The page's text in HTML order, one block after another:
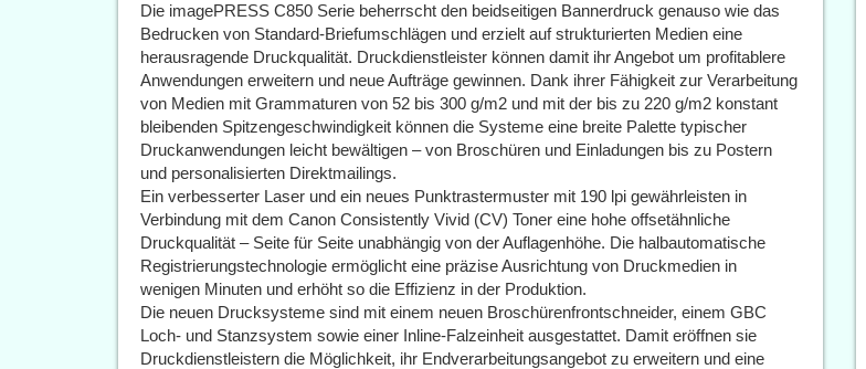
Die imagePRESS C850 Serie beherrscht den beidseitigen Bannerdruck genauso wie das
Bedrucken von Standard-Briefumschlägen und erzielt auf strukturierten Medien eine
herausragende Druckqualität. Druckdienstleister können damit ihr Angebot um profitablere
Anwendungen erweitern und neue Aufträge gewinnen. Dank ihrer Fähigkeit zur Verarbeitung
von Medien mit Grammaturen von 52 bis 300 g/m2 und mit der bis zu 220 g/m2 konstant
bleibenden Spitzengeschwindigkeit können die Systeme eine breite Palette typischer
Druckanwendungen leicht bewältigen – von Broschüren und Einladungen bis zu Postern
und personalisierten Direktmailings.
Ein verbesserter Laser und ein neues Punktrastermuster mit 190 lpi gewährleisten in
Verbindung mit dem Canon Consistently Vivid (CV) Toner eine hohe offsetähnliche
Druckqualität – Seite für Seite unabhängig von der Auflagenhöhe. Die halbautomatische
Registrierungstechnologie ermöglicht eine präzise Ausrichtung von Druckmedien in
wenigen Minuten und erhöht so die Effizienz in der Produktion.
Die neuen Drucksysteme sind mit einem neuen Broschürenfrontschneider, einem GBC
Loch- und Stanzsystem sowie einer Inline-Falzeinheit ausgestattet. Damit eröffnen sie
Druckdienstleistern die Möglichkeit, ihr Endverarbeitungsangebot zu erweitern und eine